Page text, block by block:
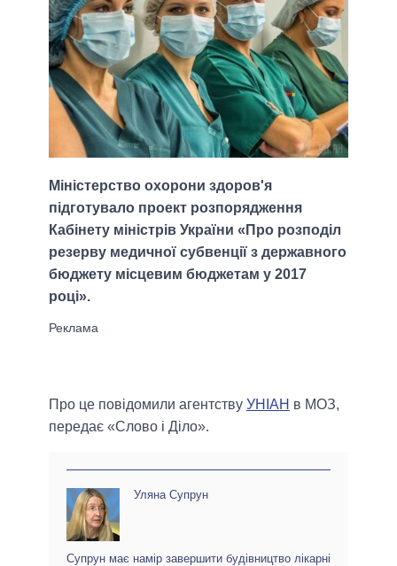
Міністерство охорони здоров'я
підготувало проект розпорядження
Кабінету міністрів України «Про розподіл
резерву медичної субвенції з державного
бюджету місцевим бюджетам у 2017
році».
Про це повідомили агентству УНІАН в МОЗ,
передає «Слово і Діло».
Уляна Супрун
Супрун має намір завершити будівництво лікарні